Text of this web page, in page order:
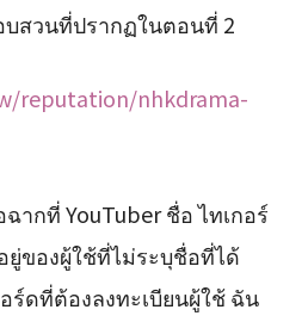
สวนที่ปรากฏในตอนที่ 2
reputation/nhkdrama-
ากที่ YouTuber ชื่อ ไทเกอร์
ของผู้ใช้ที่ไม่ระบุชื่อที่ได้
ดที่ต้องลงทะเบียนผู้ใช้ ฉัน